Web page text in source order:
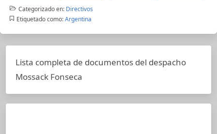
Categorizado en: Directivos
Etiquetado como: Argentina
Lista completa de documentos del despacho
Mossack Fonseca